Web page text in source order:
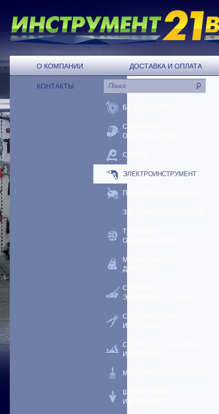
О КОМПАНИИ ДОСТАВКА И ОПЛАТА
КОНТАКТЫ
БЕНЗОИНСТРУМЕНТ
СВАРОЧНОЕ
ОБОРУДОВАНИЕ
СТАНКИ
ЭЛЕКТРОИНСТРУМЕНТ
ПНЕВМООБОРУДОВАНИЕ
ЗАРЯДНЫЕ УСТРОЙСТВА
ТЕПЛОВОЕ
ОБОРУДОВАНИЕ
МОЙКИ ВЫСОКОГО
ДАВЛЕНИЯ
САДОВЫЙ
ЭЛЕКТРОИНСТРУМЕНТ
САДОВЫЙ РУЧНОЙ
ИНСТРУМЕНТ
СТОЛЯРНО-СЛЕСАРНЫЙ
ИНСТРУМЕНТ
МАЛЯРНЫЙ ИНСТРУМЕНТ
ШТУКАТУРНЫЙ
ИНСТРУМЕНТ